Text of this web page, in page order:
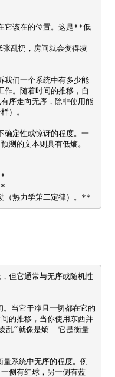
它该在的位置。这是**低
乱扔，房间就会变得凌
们一个系统中有多少能
。随着时间的推移，自
序走向无序，除非使用能
）。
定性或惊讶的程度。一
测的文本则具有低熵。
（热力学第二定律）。**
但它通常与无序或随机性
当它干净且一切都在它的
的推移，当你使用东西并
乱”就像是熵——它是衡量
系统中无序的程度。例
侧有红球，另一侧有蓝